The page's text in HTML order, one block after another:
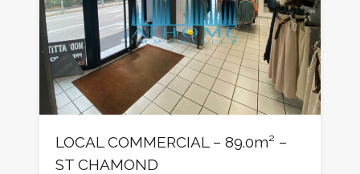
LOCAL COMMERCIAL – 89.0m² –
ST CHAMOND